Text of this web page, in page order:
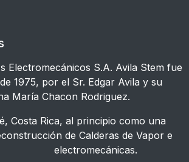
Electromecánicos S.A. Avila Stem fue
1975, por el Sr. Edgar Avila y su
María Chacon Rodriguez.
Costa Rica, al principio como una
de Calderas de Vapor e
electromecánicas.